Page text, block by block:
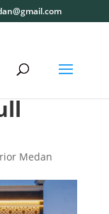
Medan